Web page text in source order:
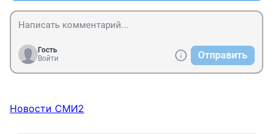
Гость
Войти
Отправить
Новости СМИ2